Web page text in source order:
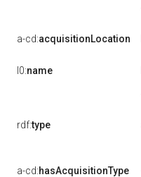
a-cd:acquisitionLocation
l0:name
rdf:type
a-cd:hasAcquisitionType